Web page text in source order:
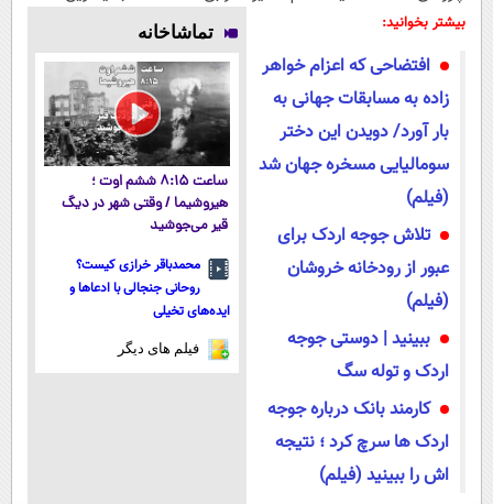
پوستتوصاف
کن
میلیاردر شد.
آموزش رایگان
پرداخت قسطی
بیشتر بخوانید:
افتضاحی که اعزام خواهر
زاده به مسابقات جهانی به
بار آورد/ دویدن این دختر
سومالیایی مسخره جهان شد
(فیلم)
تلاش جوجه اردک برای
عبور از رودخانه خروشان
(فیلم)
ببینید | دوستی جوجه
اردک و توله سگ
کارمند بانک درباره جوجه
اردک ها سرچ کرد ؛ نتیجه
اش را ببینید (فیلم)
تماشاخانه
ساعت ۸:۱۵ ششم اوت ؛
هیروشیما / وقتی شهر در دیگ
قیر می‌جوشید
محمدباقر خرازی کیست؟
روحانی جنجالی با ادعاها و
ایده‌های تخیلی
فیلم های دیگر